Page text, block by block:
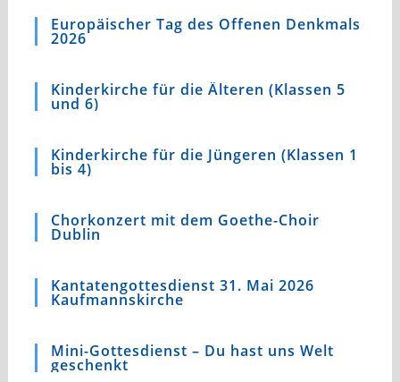
Europäischer Tag des Offenen Denkmals
2026
Kinderkirche für die Älteren (Klassen 5
und 6)
Kinderkirche für die Jüngeren (Klassen 1
bis 4)
Chorkonzert mit dem Goethe-Choir
Dublin
Kantatengottesdienst 31. Mai 2026
Kaufmannskirche
Mini-Gottesdienst – Du hast uns Welt
geschenkt